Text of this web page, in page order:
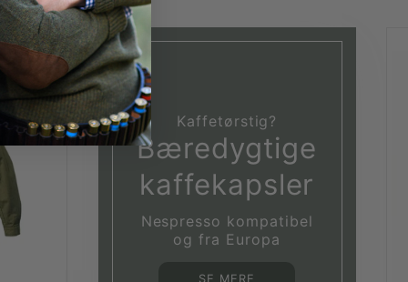
Kaffetørstig?
Bæredygtige
kaffekapsler
Nespresso kompatibel
og fra Europa
SE MERE